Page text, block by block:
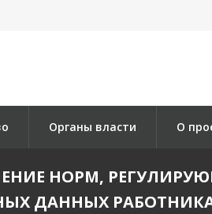
Органы власти О
НОРМ,
ДАННЫХ